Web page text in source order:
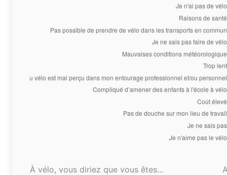
À vélo, vous diriez que vous êtes...